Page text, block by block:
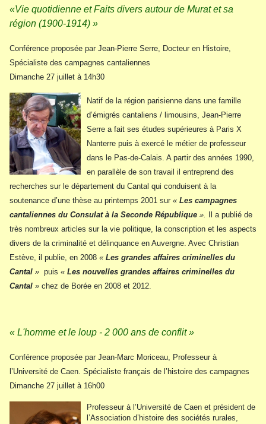
«Vie quotidienne et Faits divers autour de Murat et sa
région (1900-1914) »
Conférence proposée par Jean-Pierre Serre, Docteur en Histoire,
Spécialiste des campagnes cantaliennes
Dimanche 27 juillet à 14h30
Natif de la région parisienne dans une famille
d’émigrés cantaliens / limousins, Jean-Pierre
Serre a fait ses études supérieures à Paris X
Nanterre puis à exercé le métier de professeur
dans le Pas-de-Calais. A partir des années 1990,
en parallèle de son travail il entreprend des
recherches sur le département du Cantal qui conduisent à la
soutenance d’une thèse au printemps 2001 sur « Les campagnes
cantaliennes du Consulat à la Seconde République ». Il a publié de
très nombreux articles sur la vie politique, la conscription et les aspects
divers de la criminalité et délinquance en Auvergne. Avec Christian
Estève, il publie, en 2008 « Les grandes affaires criminelles du
Cantal » puis « Les nouvelles grandes affaires criminelles du
Cantal » chez de Borée en 2008 et 2012.
« L'homme et le loup - 2 000 ans de conflit »
Conférence proposée par Jean-Marc Moriceau, Professeur à
l’Université de Caen. Spécialiste français de l’histoire des campagnes
Dimanche 27 juillet à 16h00
Professeur à l’Université de Caen et président de
l’Association d’histoire des sociétés rurales,